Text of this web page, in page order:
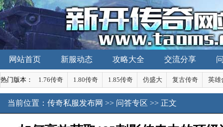
网站首页 新服动态 攻略大全 交流分享
热门版本： 1.76传奇 1.80传奇 1.85传奇 仿盛大 复古传奇 英雄
当前位置： 传奇私服发布网 >> 问答专区 >> 正文